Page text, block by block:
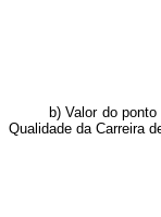
b) Valor do ponto da
Qualidade da Carreira